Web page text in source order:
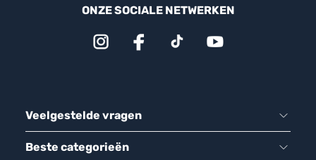
ONZE SOCIALE NETWERKEN
Veelgestelde vragen
Beste categorieën